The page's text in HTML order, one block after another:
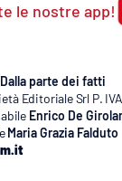
le nostre app!
parte dei fatti
Editoriale Srl P.
Enrico De
Maria Grazia Falduto